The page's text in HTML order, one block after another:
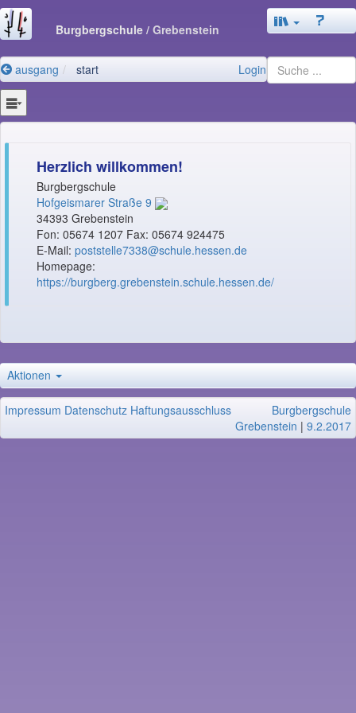
Burgbergschule / Grebenstein
ausgang start Login
Herzlich willkommen!
Burgbergschule
Hofgeismarer Straße 9
34393 Grebenstein
Fon: 05674 1207 Fax: 05674 924475
E-Mail: poststelle7338@schule.hessen.de
Homepage:
https://burgberg.grebenstein.schule.hessen.de/
Aktionen
Impressum Datenschutz Haftungsausschluss
Burgbergschule
Grebenstein | 9.2.2017